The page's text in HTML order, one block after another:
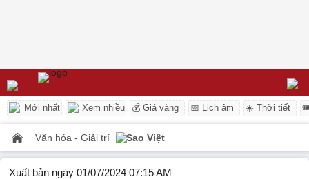
Mới nhất Xem nhiều 💰 Giá vàng 📅 Lịch âm ☀️ Thời tiết
Văn hóa - Giải trí Sao Việt
Xuất bản ngày 01/07/2024 07:15 AM